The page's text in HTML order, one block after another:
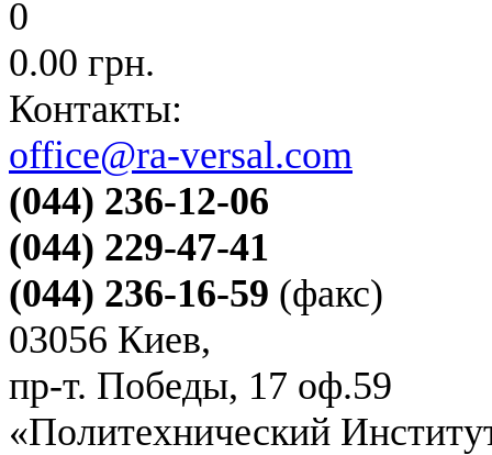
0
0.00 грн.
Контакты:
office@ra-versal.com
(044) 236-12-06
(044) 229-47-41
(044) 236-16-59 (факс)
03056 Киев,
пр-т. Победы, 17 оф.59
«Политехнический